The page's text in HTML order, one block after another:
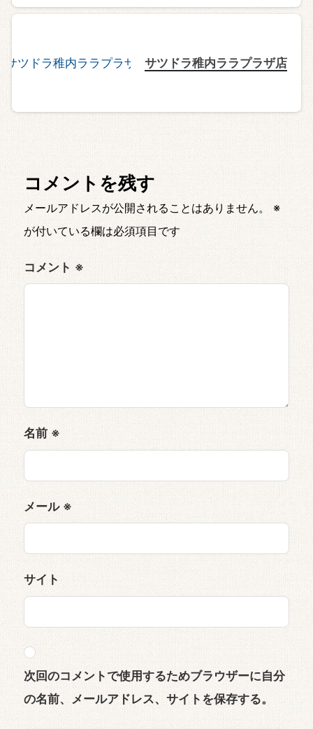
サツドラ稚内ララプラザ店
コメントを残す
メールアドレスが公開されることはありません。
※
が付いている欄は必須項目です
コメント ※
名前 ※
メール ※
サイト
次回のコメントで使用するためブラウザーに自分
の名前、メールアドレス、サイトを保存する。